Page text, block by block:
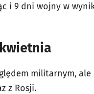
i 9 dni wojny w
militarnym, ale
z Rosji.